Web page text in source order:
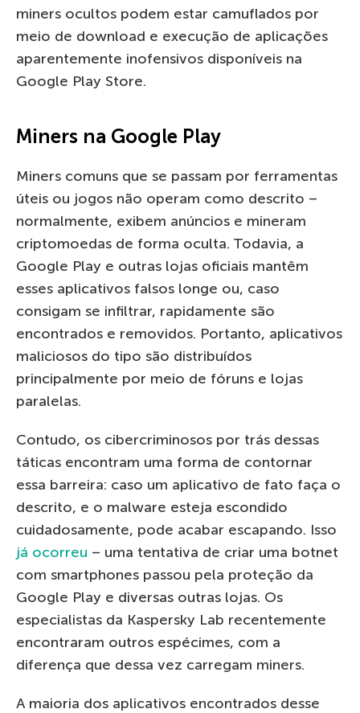
miners ocultos podem estar camuflados por
meio de download e execução de aplicações
aparentemente inofensivos disponíveis na
Google Play Store.
Miners na Google Play
Miners comuns que se passam por ferramentas
úteis ou jogos não operam como descrito –
normalmente, exibem anúncios e mineram
criptomoedas de forma oculta. Todavia, a
Google Play e outras lojas oficiais mantêm
esses aplicativos falsos longe ou, caso
consigam se infiltrar, rapidamente são
encontrados e removidos. Portanto, aplicativos
maliciosos do tipo são distribuídos
principalmente por meio de fóruns e lojas
paralelas.
Contudo, os cibercriminosos por trás dessas
táticas encontram uma forma de contornar
essa barreira: caso um aplicativo de fato faça o
descrito, e o malware esteja escondido
cuidadosamente, pode acabar escapando. Isso
já ocorreu – uma tentativa de criar uma botnet
com smartphones passou pela proteção da
Google Play e diversas outras lojas. Os
especialistas da Kaspersky Lab recentemente
encontraram outros espécimes, com a
diferença que dessa vez carregam miners.
A maioria dos aplicativos encontrados desse